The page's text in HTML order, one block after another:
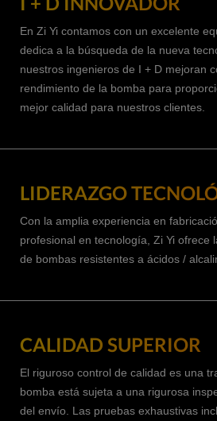
En Zi Yi contamos con un excelente
dedica a la búsqueda de la nueva
nuestros ingenieros de I + D mejoran
rendimiento de la bomba para
mejor calidad para nuestros clientes.
LIDERAZGO
Con la amplia experiencia en
profesional en tecnología, Zi Yi ofrece
de bombas resistentes a ácidos /
CALIDAD SUPERIOR
El riguroso control de calidad es una
bomba está sujeta a una rigurosa
del envío. Las pruebas exhaustivas